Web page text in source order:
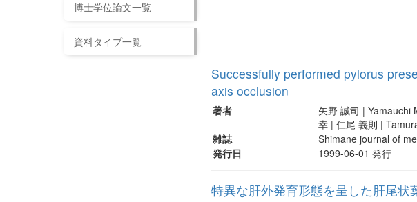
博士学位論文一覧
資料タイプ一覧
Successfully performed pylorus
axis occlusion
著者
矢野 誠司 | Yamauchi
幸 | 仁尾 義則 |
雑誌
Shimane journal of
発行日
1999-06-01 発行
特異な肝外発育形態を呈した肝尾